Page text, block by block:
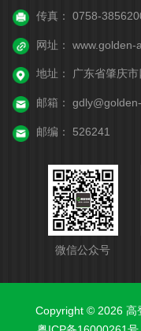
传真： 0758-
网址： www.golden-
地址： 广东省肇庆
邮箱：
邮编： 526241
微信公众号
Copyright © 2026 高